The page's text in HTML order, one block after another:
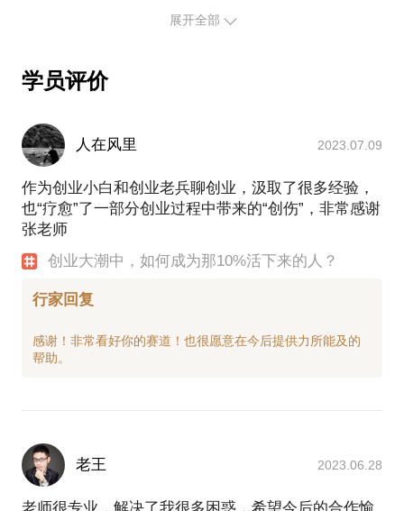
总监一职。这一年，让我更加深刻地理解了作为甲方
诞生，目前一年运营良好，已为SWFC观光厅，
建立了良好的关系。而后为了个人更为广阔的发展，
成立了上海周圆网络科技有限公司，创造了一个全新
的商业模式并已经获得了比较高的天使投资。目前正
在全力开发产品中。
刚到而立之年的我，还在路上。希望之后一路的风雨
兼程，能与大家一起分享，也能帮助大家少走弯路，
当然，电影依旧是我不变的人生目标。2016年将会拍
摄个人的第一部Feature Film，不出意外会是一部讲旅
行的电影。对电影和艺术感兴趣的伙伴，欢迎来和我
一起探讨。
展开全部
学员评价
人在风里 2023.07.09
作为创业小白和创业老兵聊创业，汲取了很多经验，
也“疗愈”了一部分创业过程中带来的“创伤”，非常感谢
张老师
创业大潮中，如何成为那10%活下来的人？
行家回复
感谢！非常看好你的赛道！也很愿意在今后提供力所能及的
老王 2023.06.28